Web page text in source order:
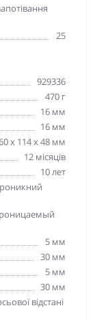
25
929336
470 г
16 мм
16 мм
x 114 x 48 мм
12 місяців
10 лет
5 мм
30 мм
5 мм
30 мм
відстані